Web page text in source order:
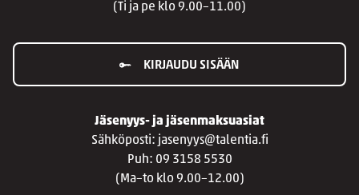
(Ti ja pe klo 9.00–11.00)
KIRJAUDU SISÄÄN
Jäsenyys- ja jäsenmaksuasiat
Sähköposti: jasenyys@talentia.fi
Puh: 09 3158 5530
(Ma–to klo 9.00–12.00)